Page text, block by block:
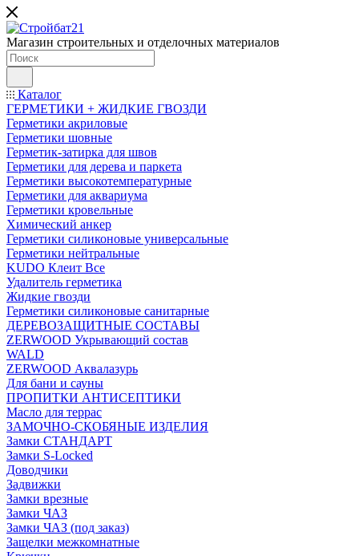
Магазин строительных и отделочных материалов
Каталог
ГЕРМЕТИКИ + ЖИДКИЕ ГВОЗДИ
Герметики акриловые
Герметики шовные
Герметик-затирка для швов
Герметики для дерева и паркета
Герметики высокотемпературные
Герметики для аквариума
Герметики кровельные
Химический анкер
Герметики силиконовые универсальные
Герметики нейтральные
KUDO Клеит Все
Удалитель герметика
Жидкие гвозди
Герметики силиконовые санитарные
ДЕРЕВОЗАЩИТНЫЕ СОСТАВЫ
ZERWOOD Укрывающий состав
WALD
ZERWOOD Аквалазурь
Для бани и сауны
ПРОПИТКИ АНТИСЕПТИКИ
Масло для террас
ЗАМОЧНО-СКОБЯНЫЕ ИЗДЕЛИЯ
Замки СТАНДАРТ
Замки S-Locked
Доводчики
Задвижки
Замки врезные
Замки ЧАЗ
Замки ЧАЗ (под заказ)
Защелки межкомнатные